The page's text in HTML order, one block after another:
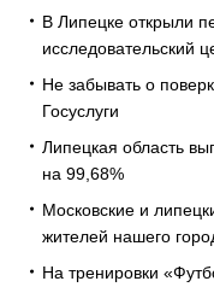
В Липецке открыли
исследовательский
Не забывать о
Госуслуги
Липецкая область
на 99,68%
Московские и
жителей нашего
На тренировки